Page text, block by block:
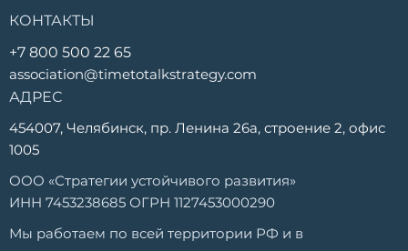
КОНТАКТЫ
+7 800 500 22 65
association@timetotalkstrategy.com
АДРЕС
454007, Челябинск, пр. Ленина 26а, строение 2, офис
1005
ООО «Стратегии устойчивого развития»
ИНН 7453238685 ОГРН 1127453000290
Мы работаем по всей территории РФ и в